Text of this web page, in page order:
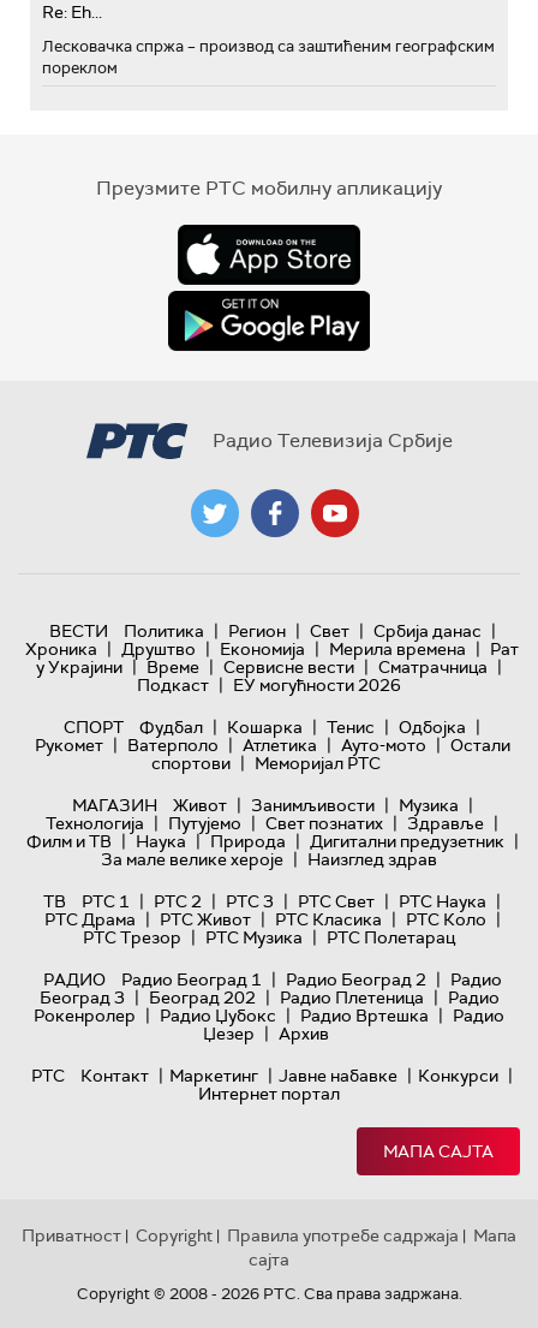
Re: Eh...
Лесковачка спржа – производ са заштићеним географским
пореклом
Преузмите РТС мобилну апликацију
Радио Телевизија Србије
ВЕСТИ Политика | Регион | Свет | Србија данас |
Хроника | Друштво | Економија | Мерила времена | Рат
у Украјини | Време | Сервисне вести | Сматрачница |
Подкаст | ЕУ могућности 2026
СПОРТ
Фудбал | Кошарка | Тенис | Одбојка |
Рукомет | Ватерполо | Атлетика | Ауто-мото | Остали
спортови | Меморијал РТС
МАГАЗИН
Живот | Занимљивости | Музика |
Технологијa | Путујемо | Свет познатих | Здравље |
Филм и ТВ | Наука | Природа | Дигитални предузетник |
За мале велике хероје | Наизглед здрав
ТВ
РТС 1 | РТС 2 | РТС 3 | РТС Свет | РТС Наука |
РТС Драма | РТС Живот | РТС Класика | РТС Коло |
РТС Трезор | РТС Музика | РТС Полетарац
РАДИО
Радио Београд 1 | Радио Београд 2 | Радио
Београд 3 | Београд 202 | Радио Плетеница | Радио
Рокенролер | Радио Џубокс | Радио Вртешка | Радио
Џезер | Архив
РТС
Контакт | Маркетинг | Јавне набавке | Конкурси |
Интернет портал
МАПА САЈТА
Приватност | Copyright | Правила употребе садржаја | Мапа
сајта
Copyright © 2008 - 2026 РТС. Сва права задржана.